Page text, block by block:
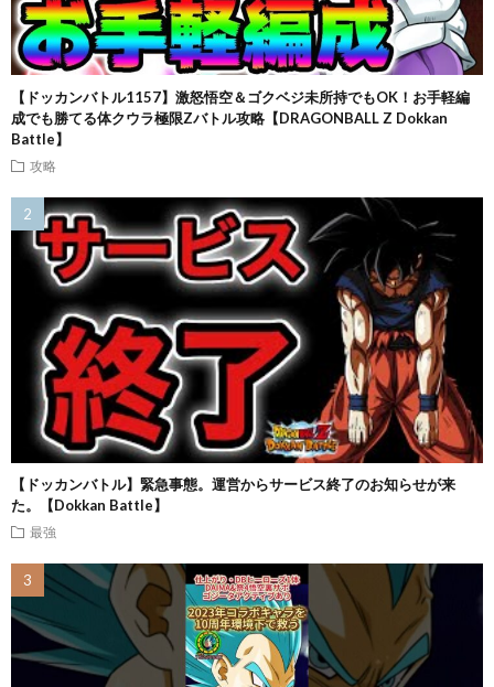
【ドッカンバトル1157】激怒悟空＆ゴクベジ未所持でもOK！お手軽編
成でも勝てる体クウラ極限Zバトル攻略【DRAGONBALL Z Dokkan
Battle】
攻略
【ドッカンバトル】緊急事態。運営からサービス終了のお知らせが来
た。【Dokkan Battle】
最強